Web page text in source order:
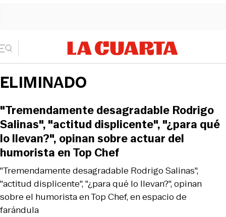
ELIMINADO
"Tremendamente desagradable Rodrigo Salinas",
"actitud displicente", "¿para qué lo llevan?", opinan
sobre el humorista en Top Chef, en espacio de
farándula
"Tremendamente desagradable Rodrigo
Salinas", "actitud displicente", "¿para qué
lo llevan?", opinan sobre actuar del
humorista en Top Chef